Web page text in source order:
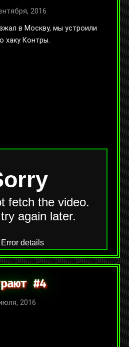
2016
в Москву, мы устроили
хаку Контры.
Прочие видеоролики
в гостях , видеоигры,вместе
#4
2016